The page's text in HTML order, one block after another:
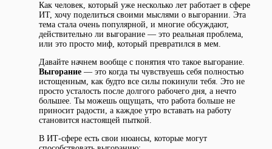
Как человек, который уже несколько лет работает в сфере
ИТ, хочу поделиться своими мыслями о выгорании. Эта
тема стала очень популярной, и многие обсуждают,
действительно ли выгорание — это реальная проблема,
или это просто миф, который превратился в мем.
Давайте начнем вообще с понятия что такое выгорание.
Выгорание — это когда ты чувствуешь себя полностью
истощенным, как будто все силы покинули тебя. Это не
просто усталость после долгого рабочего дня, а нечто
большее. Ты можешь ощущать, что работа больше не
приносит радости, а каждое утро вставать на работу
становится настоящей пыткой.
В ИТ-сфере есть свои нюансы, которые могут